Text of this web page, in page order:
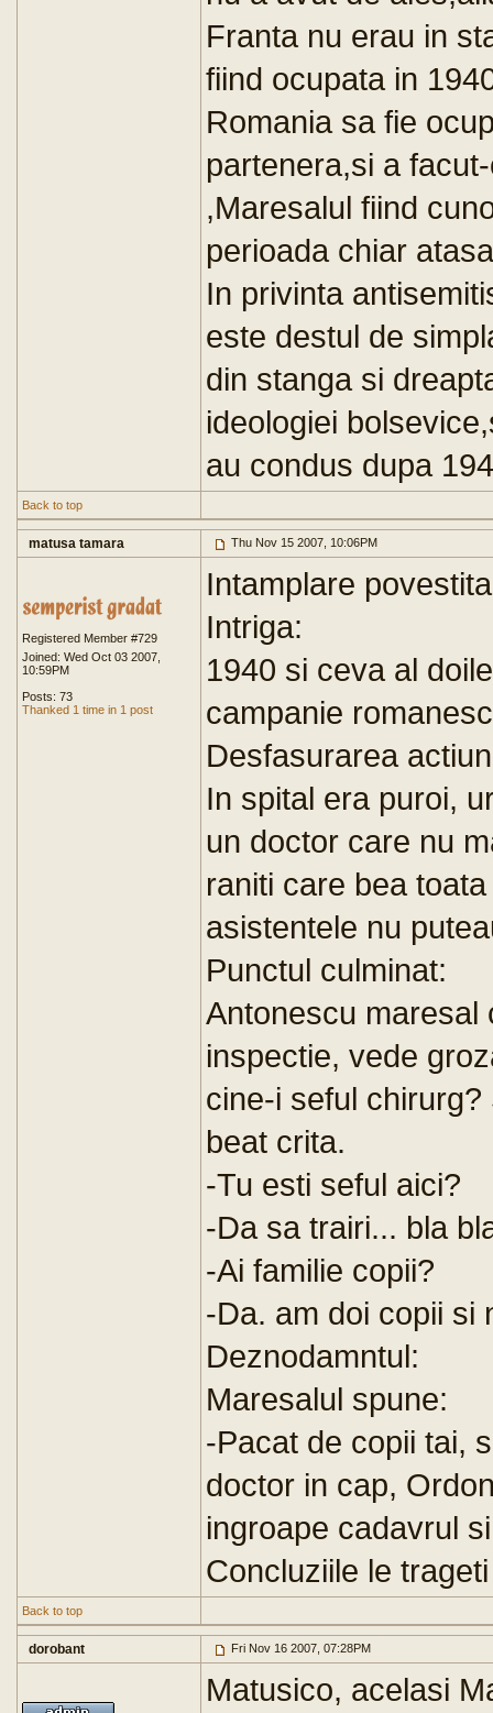
Franta nu erau in
fiind ocupata in
Romania sa fie
partenera,si a
,Maresalul fiind
perioada chiar
In privinta
este destul de
din stanga si
ideologiei
au condus dupa
Back to top
matusa tamara Thu Nov 15 2007, 10:06PM
Registered Member #729
Joined: Wed Oct 03 2007,
10:59PM
Posts: 73
Thanked 1 time in 1 post
Intamplare
Intriga:
1940 si ceva al
campanie
Desfasurarea
In spital era puroi,
un doctor care nu
raniti care bea
asistentele nu
Punctul culminat:
Antonescu maresal
inspectie, vede
cine-i seful
beat crita.
-Tu esti seful aici?
-Da sa trairi... bla
-Ai familie copii?
-Da. am doi copii si
Deznodamntul:
Maresalul spune:
-Pacat de copii tai,
doctor in cap,
ingroape cadavrul
Concluziile le
Back to top
dorobant Fri Nov 16 2007, 07:28PM
Matusico, acelasi